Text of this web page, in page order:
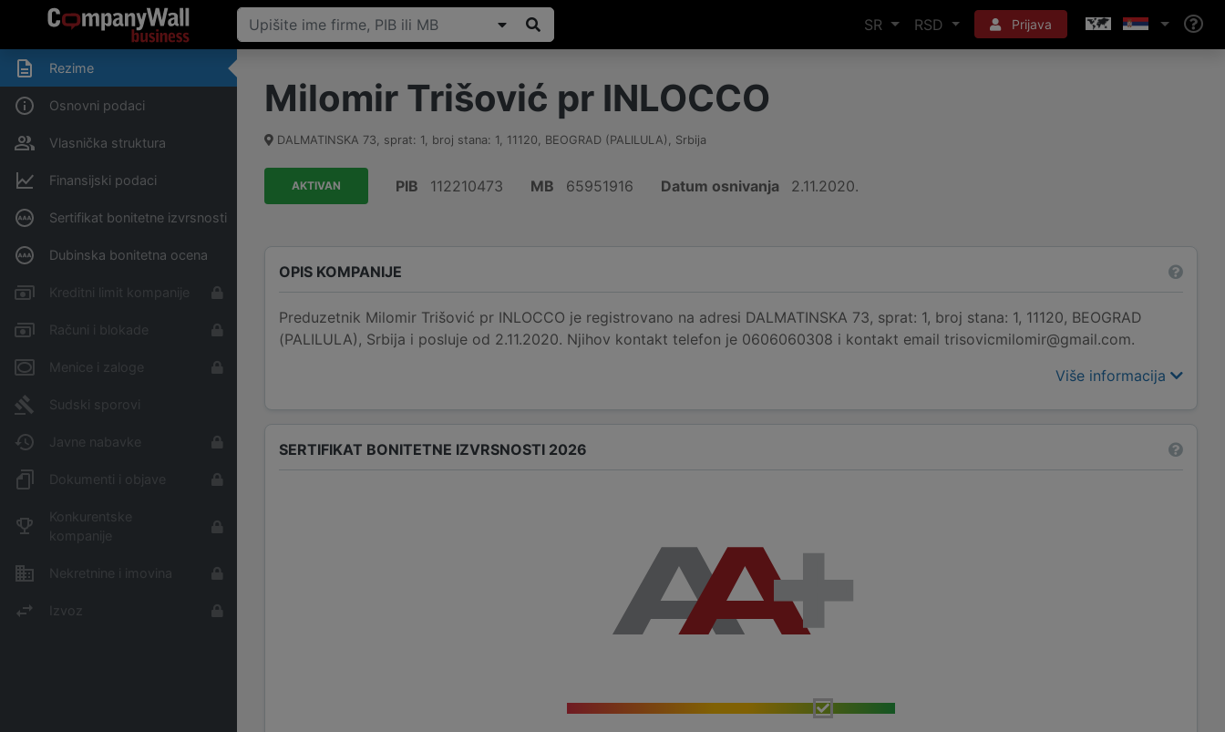
SR RSD Prijava
Rezime
Osnovni podaci
Vlasnička struktura
Finansijski podaci
Sertifikat bonitetne izvrsnosti
Dubinska bonitetna ocena
Kreditni limit kompanije
Računi i blokade
Menice i zaloge
Sudski sporovi
Javne nabavke
Dokumenti i objave
Konkurentske
kompanije
Nekretnine i imovina
Izvoz
Milomir Trišović pr INLOCCO
DALMATINSKA 73, sprat: 1, broj stana: 1, 11120, BEOGRAD (PALILULA) , Srbija
AKTIVAN PIB 112210473 MB 65951916 Datum osnivanja 2.11.2020.
OPIS KOMPANIJE
Preduzetnik Milomir Trišović pr INLOCCO je registrovano na adresi DALMATINSKA 73, sprat: 1, broj stana: 1, 11120, BEOGRAD
(PALILULA), Srbija i posluje od 2.11.2020. Njihov kontakt telefon je 0606060308 i kontakt email trisovicmilomir@gmail.com.
Više informacija
SERTIFIKAT BONITETNE IZVRSNOSTI 2026